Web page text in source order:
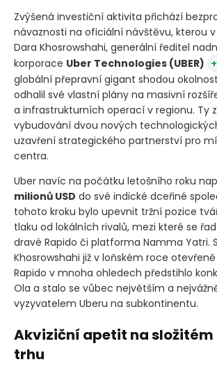
Zvýšená investiční aktivita přichází
návaznosti na oficiální návštěvu, kterou v
Dara Khosrowshahi, generální ředitel
korporace Uber Technologies (UBER)
globální přepravní gigant shodou
odhalil své vlastní plány na masivní
a infrastrukturních operací v regionu. Ty
vybudování dvou nových
uzavření strategického partnerství pro
centra.
Uber navíc na počátku letošního roku
milionů USD do své indické dceřiné
tohoto kroku bylo upevnit tržní pozice
tlaku od lokálních rivalů, mezi které se
dravé Rapido či platforma Namma Yatri.
Khosrowshahi již v loňském roce otevřeně
Rapido v mnoha ohledech předstihlo
Ola a stalo se vůbec největším a
vyzyvatelem Uberu na subkontinentu.
Akviziční apetit na složitém
trhu